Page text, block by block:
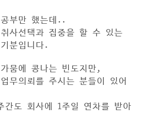
부만 했는데..
사선택과 집중을 할 수 있는
분입니다.
뭄에 콩나는 빈도지만,
무의뢰를 주시는 분들이 있어
간도 회사에 1주일 연차를 받아